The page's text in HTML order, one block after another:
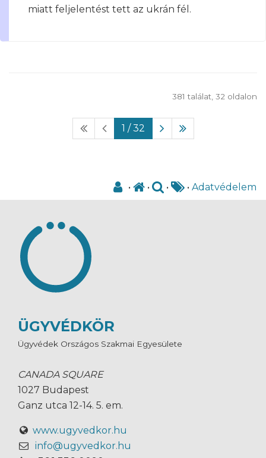
miatt feljelentést tett az ukrán fél.
381 találat, 32 oldalon
1 / 32
• • • • Adatvédelem
ÜGYVÉDKÖR
Ügyvédek Országos Szakmai Egyesülete
CANADA SQUARE
1027 Budapest
Ganz utca 12-14. 5. em.
www.ugyvedkor.hu
info@ugyvedkor.hu